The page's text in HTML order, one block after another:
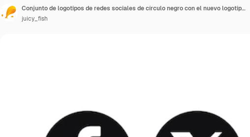
Conjunto de logotipos de redes sociales de círculo negro con el nuevo logotipo X
juicy_fish